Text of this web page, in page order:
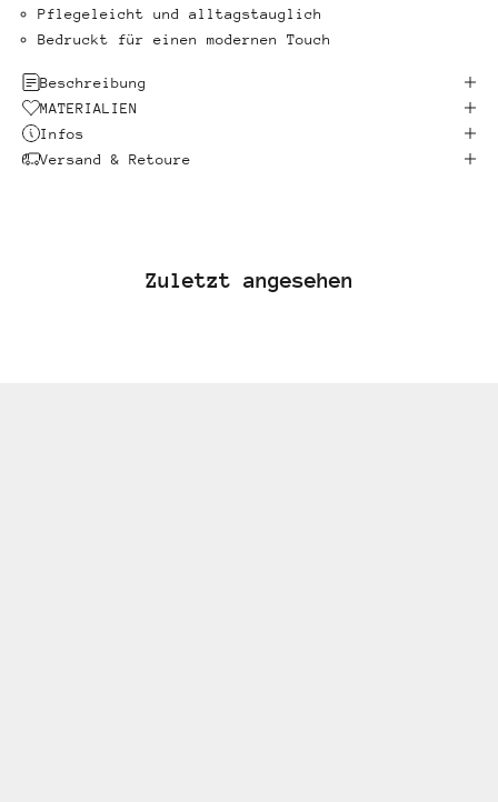
Pflegeleicht und alltagstauglich
Bedruckt für einen modernen Touch
Beschreibung
MATERIALIEN
Infos
Versand & Retoure
Zuletzt angesehen